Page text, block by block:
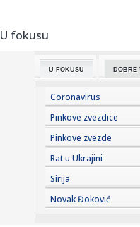
16:29:
16:24:
Od Kine do
16:23:Zvanično: Kraj
125 mili...
16:22:Strašan zločin na
ubio majk...
16:22:Šebalj upozorio
pad s...
U fokusu
U FOKUSU DOBRE
Coronavirus
Pinkove zvezdice
Pinkove zvezde
Rat u Ukrajini
Sirija
Novak Đoković